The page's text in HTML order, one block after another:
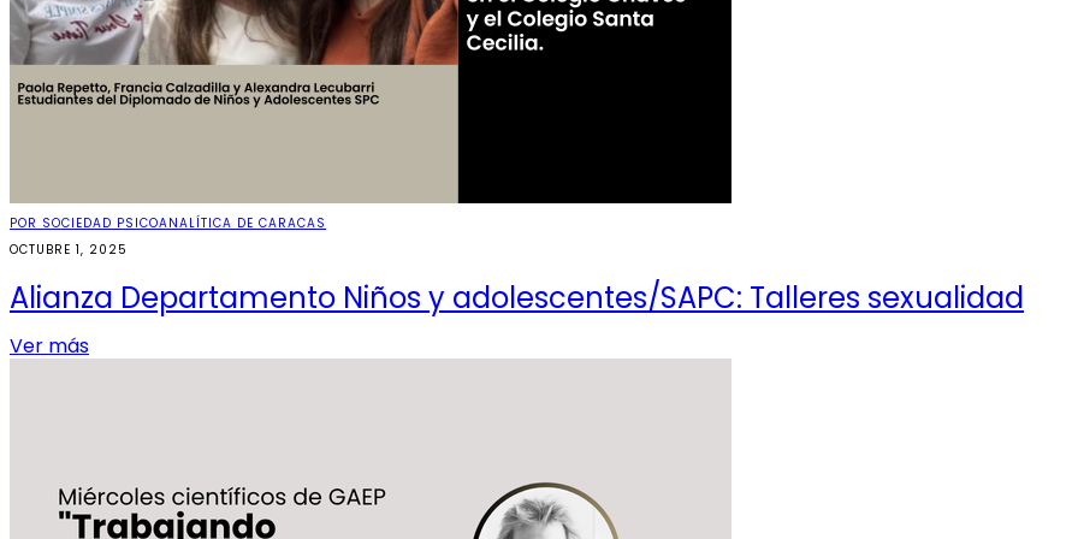
POR SOCIEDAD PSICOANALÍTICA DE CARACAS
OCTUBRE 1, 2025
Alianza Departamento Niños y adolescentes/SAPC: Talleres sexualidad
Ver más